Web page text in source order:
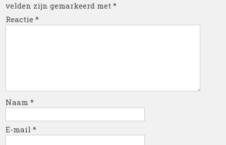
velden zijn gemarkeerd met*
Reactie*
Naam*
E-mail*